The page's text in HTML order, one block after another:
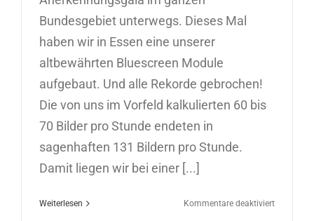
Bundesgebiet unterwegs. Dieses Mal
haben wir in Essen eine unserer
altbewährten Bluescreen Module
aufgebaut. Und alle Rekorde gebrochen!
Die von uns im Vorfeld kalkulierten 60 bis
70 Bilder pro Stunde endeten in
sagenhaften 131 Bildern pro Stunde.
Damit liegen wir bei einer [...]
Weiterlesen Kommentare deaktiviertfür